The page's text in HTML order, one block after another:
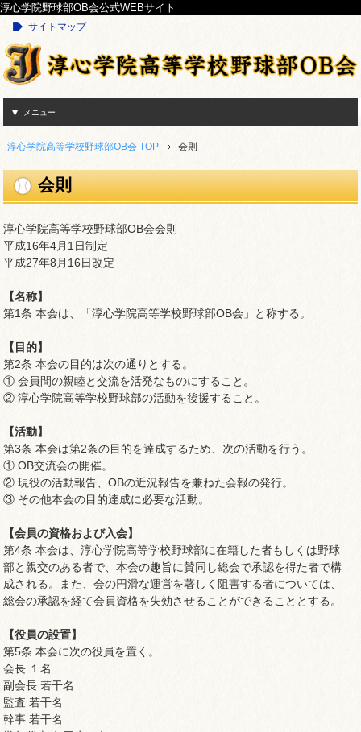
淳心学院野球部OB会公式WEBサイト
サイトマップ
メニュー
淳心学院高等学校野球部OB会 TOP 会則
会則
淳心学院高等学校野球部OB会会則
平成16年4月1日制定
平成27年8月16日改定
【名称】
第1条 本会は、「淳心学院高等学校野球部OB会」と称する。
【目的】
第2条 本会の目的は次の通りとする。
① 会員間の親睦と交流を活発なものにすること。
② 淳心学院高等学校野球部の活動を後援すること。
【活動】
第3条 本会は第2条の目的を達成するため、次の活動を行う。
① OB交流会の開催。
② 現役の活動報告、OBの近況報告を兼ねた会報の発行。
③ その他本会の目的達成に必要な活動。
【会員の資格および入会】
第4条 本会は、淳心学院高等学校野球部に在籍した者もしくは野球
部と親交のある者で、本会の趣旨に賛同し総会で承認を得た者で構
成される。また、会の円滑な運営を著しく阻害する者については、
総会の承認を経て会員資格を失効させることができることとする。
【役員の設置】
第5条 本会に次の役員を置く。
会長 １名
副会長 若干名
監査 若干名
幹事 若干名